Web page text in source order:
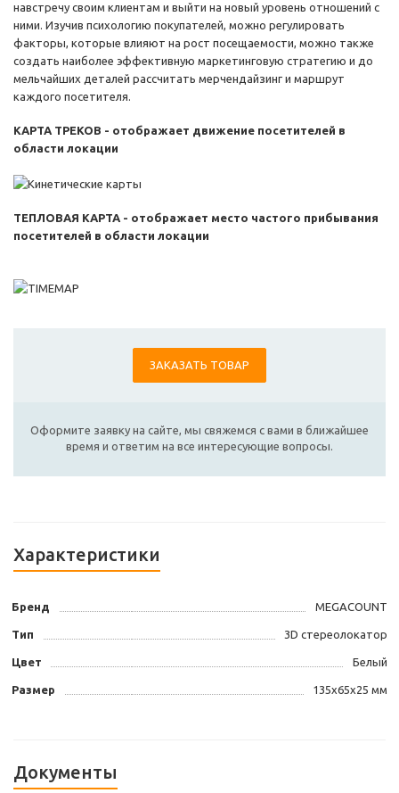
навстречу своим клиентам и выйти на новый уровень отношений с
ними. Изучив психологию покупателей, можно регулировать
факторы, которые влияют на рост посещаемости, можно также
создать наиболее эффективную маркетинговую стратегию и до
мельчайших деталей рассчитать мерчендайзинг и маршрут
каждого посетителя.
КАРТА ТРЕКОВ - отображает движение посетителей в
области локации
ТЕПЛОВАЯ КАРТА - отображает место частого прибывания
посетителей в области локации
ЗАКАЗАТЬ ТОВАР
Оформите заявку на сайте, мы свяжемся с вами в ближайшее
время и ответим на все интересующие вопросы.
Характеристики
Бренд MEGACOUNT
Тип 3D стереолокатор
Цвет Белый
Размер 135х65х25 мм
Документы